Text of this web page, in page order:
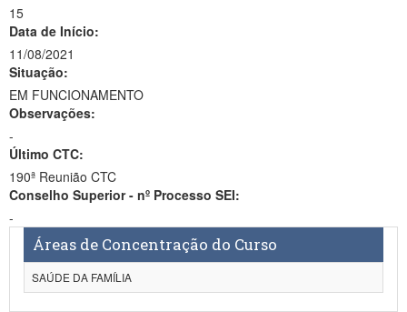
15
Data de Início:
11/08/2021
Situação:
EM FUNCIONAMENTO
Observações:
-
Último CTC:
190ª Reunião CTC
Conselho Superior - nº Processo SEI:
-
Áreas de Concentração do Curso
SAÚDE DA FAMÍLIA